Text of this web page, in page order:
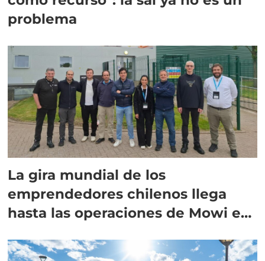
problema
La gira mundial de los
emprendedores chilenos llega
hasta las operaciones de Mowi en